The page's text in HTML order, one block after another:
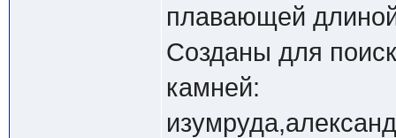
плавающей
Созданы для
камней: